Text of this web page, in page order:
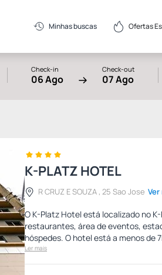
Minhas buscas Ofertas
Check-in
06 Ago
Check-out
07 Ago
K-PLATZ HOTEL
R CRUZ E SOUZA , 25 Sao Jose Ver
O K-Platz Hotel está localizado no
restaurantes, área de eventos,
hóspedes. O hotel está a menos de
Ler mais